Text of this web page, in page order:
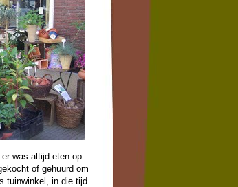
was altijd eten op
of gehuurd om
tuinwinkel, in die tijd